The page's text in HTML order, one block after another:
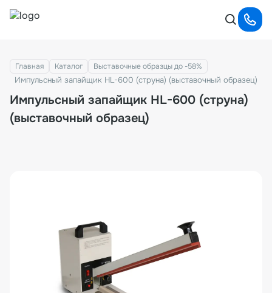
Главная Каталог Выставочные образцы до -58%
Импульсный запайщик HL-600 (струна) (выставочный образец)
Импульсный запайщик HL-600 (струна)
(выставочный образец)